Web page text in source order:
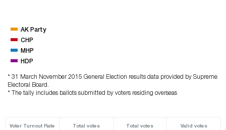
AK Party
CHP
MHP
HDP
* 31 March November 2015 General Election results data provided by Supreme
Electoral Board.
* The tally includes ballots submitted by voters residing overseas
Voter Turnout Rate Total votes Total votes Valid votes